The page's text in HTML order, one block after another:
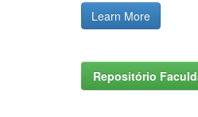
Learn More
Repositório